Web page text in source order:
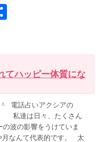
てハッピー体質にな
^ 電話占いアクシアの
私達は日々、たくさん
の波の影響をうけていま
なんて代表的です。 太